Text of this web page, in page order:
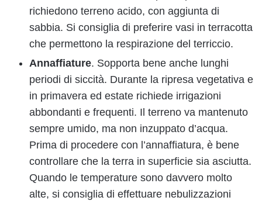
richiedono terreno acido, con aggiunta di
sabbia. Si consiglia di preferire vasi in terracotta
che permettono la respirazione del terriccio.
Annaffiature. Sopporta bene anche lunghi
periodi di siccità. Durante la ripresa vegetativa e
in primavera ed estate richiede irrigazioni
abbondanti e frequenti. Il terreno va mantenuto
sempre umido, ma non inzuppato d’acqua.
Prima di procedere con l’annaffiatura, è bene
controllare che la terra in superficie sia asciutta.
Quando le temperature sono davvero molto
alte, si consiglia di effettuare nebulizzazioni